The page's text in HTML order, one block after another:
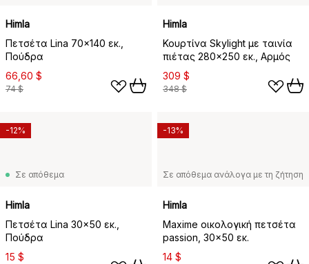
Himla
Πετσέτα Lina 70x140 εκ.,
Πούδρα
66,60 $
74 $
Himla
Κουρτίνα Skylight με ταινία
πιέτας 280x250 εκ., Αρμός
309 $
348 $
Σε απόθεμα
Himla
Πετσέτα Lina 30x50 εκ.,
Πούδρα
15 $
-12%
Σε απόθεμα ανάλογα με τη ζήτηση
Himla
Maxime οικολογική πετσέτα
passion, 30x50 εκ.
14 $
-13%